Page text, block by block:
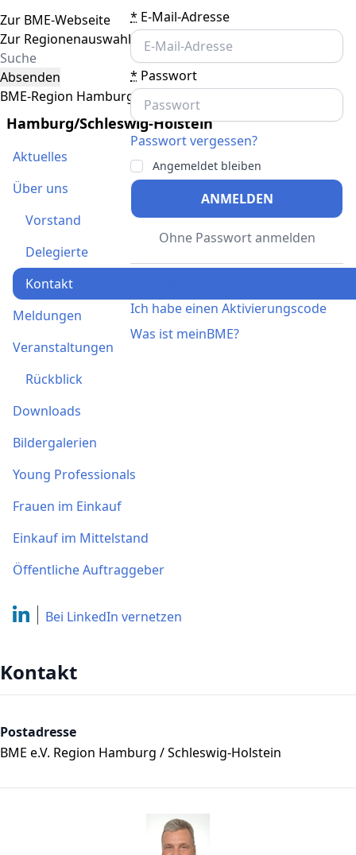
* E-Mail-Adresse
* Passwort
Passwort vergessen?
Angemeldet bleiben
ANMELDEN
Ohne Passwort anmelden
Ich habe einen Aktivierungscode
Was ist meinBME?
Toggle navigation
Zur BME-Webseite
Zur Regionenauswahl
Absenden
BME-Region Hamburg/Schleswig-Holstein
Hamburg/Schleswig-Holstein
Aktuelles
Über uns
Vorstand
Delegierte
Kontakt
Meldungen
Veranstaltungen
Rückblick
Downloads
Bildergalerien
Young Professionals
Frauen im Einkauf
Einkauf im Mittelstand
Öffentliche Auftraggeber
Bei LinkedIn vernetzen
Kontakt
Postadresse
BME e.V. Region Hamburg / Schleswig-Holstein